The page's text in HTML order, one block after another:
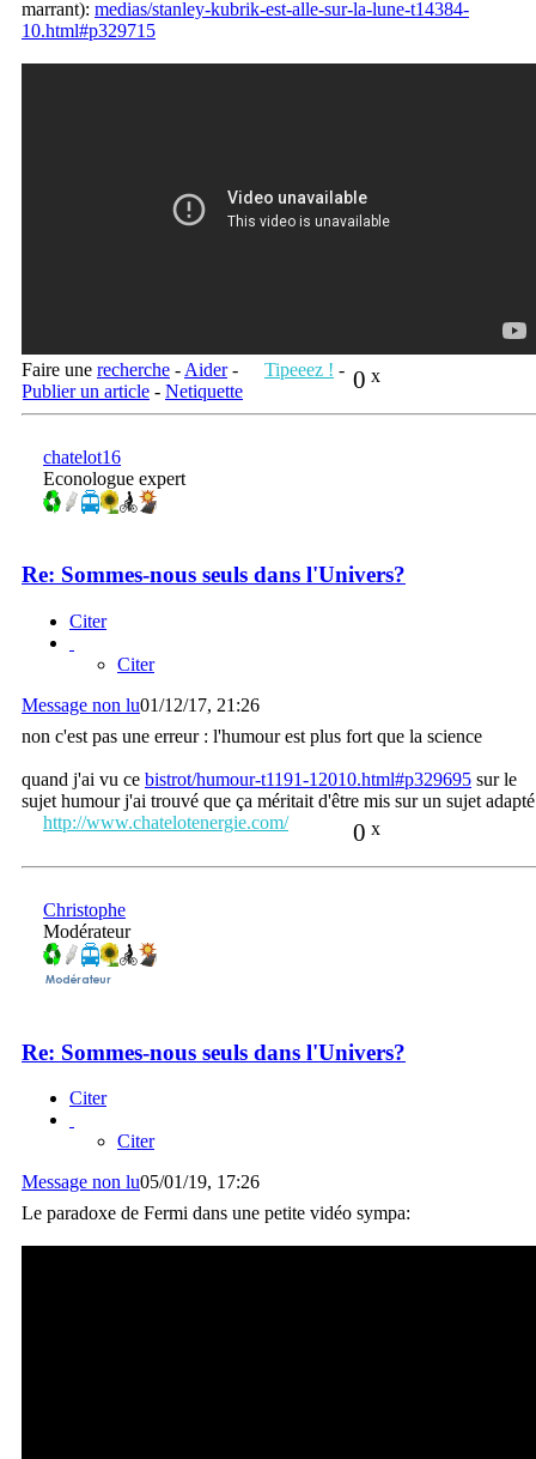
marrant): medias/stanley-kubrik-est-alle-sur-la-lune-t14384-
10.html#p329715
0 x
Faire une recherche - Aider- Tipeeez ! -
Publier un article - Netiquette
chatelot16
Econologue expert
Re: Sommes-nous seuls dans l'Univers?
Citer
Citer
Message non lu01/12/17, 21:26
non c'est pas une erreur : l'humour est plus fort que la science
quand j'ai vu ce bistrot/humour-t1191-12010.html#p329695 sur le
sujet humour j'ai trouvé que ça méritait d'être mis sur un sujet adapté
0 x
http://www.chatelotenergie.com/
Christophe
Modérateur
Re: Sommes-nous seuls dans l'Univers?
Citer
Citer
Message non lu05/01/19, 17:26
Le paradoxe de Fermi dans une petite vidéo sympa: